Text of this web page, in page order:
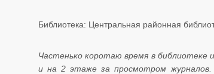
Библиотека: Центральная районная
Частенько коротаю время в библиотеке
и на 2 этаже за просмотром